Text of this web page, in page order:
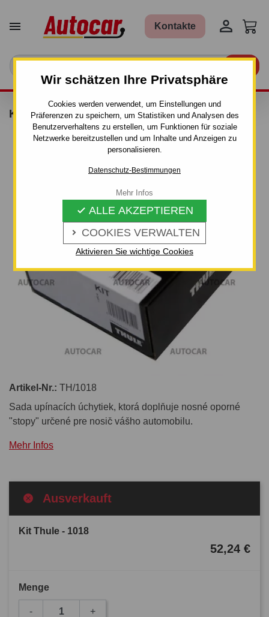
Wir schätzen Ihre Privatsphäre
Cookies werden verwendet, um Einstellungen und
Präferenzen zu speichern, um Statistiken und Analysen des
Benutzerverhaltens zu erstellen, um Funktionen für soziale
Netzwerke bereitzustellen und um Inhalte und Anzeigen zu
personalisieren.
Datenschutz-Bestimmungen
 COOKIES VERWALTEN
 ALLE AKZEPTIEREN
Aktivieren Sie wichtige Cookies
Mehr Infos
 Kontakte 
KIT THULE - 1018
Artikel-Nr.: TH/1018
Sada upínacích úchytiek, ktorá doplňuje nosné oporné
"stopy" určené pre nosič vášho automobilu.
Mehr Infos
Ausverkauft
Kit Thule - 1018
52,24 €
Menge
- +